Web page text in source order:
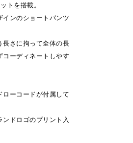
トを搭載。
ンのショートパンツ
長さに拘って全体の長
コーディネートしやす
ローコードが付属して
ドロゴのプリント入